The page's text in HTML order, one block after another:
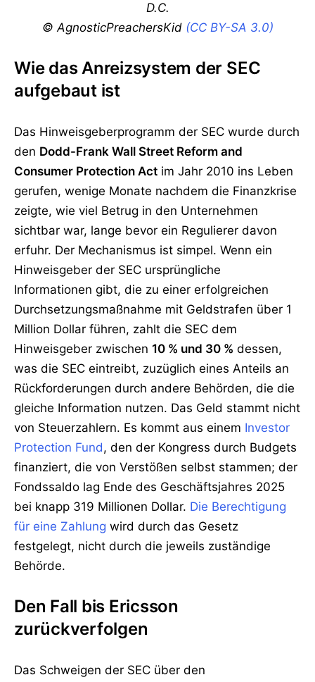
D.C.
© AgnosticPreachersKid (CC BY-SA 3.0)
Wie das Anreizsystem der SEC
aufgebaut ist
Das Hinweisgeberprogramm der SEC wurde durch
den Dodd-Frank Wall Street Reform and
Consumer Protection Act im Jahr 2010 ins Leben
gerufen, wenige Monate nachdem die Finanzkrise
zeigte, wie viel Betrug in den Unternehmen
sichtbar war, lange bevor ein Regulierer davon
erfuhr. Der Mechanismus ist simpel. Wenn ein
Hinweisgeber der SEC ursprüngliche
Informationen gibt, die zu einer erfolgreichen
Durchsetzungsmaßnahme mit Geldstrafen über 1
Million Dollar führen, zahlt die SEC dem
Hinweisgeber zwischen 10 % und 30 % dessen,
was die SEC eintreibt, zuzüglich eines Anteils an
Rückforderungen durch andere Behörden, die die
gleiche Information nutzen. Das Geld stammt nicht
von Steuerzahlern. Es kommt aus einem Investor
Protection Fund, den der Kongress durch Budgets
finanziert, die von Verstößen selbst stammen; der
Fondssaldo lag Ende des Geschäftsjahres 2025
bei knapp 319 Millionen Dollar. Die Berechtigung
für eine Zahlung wird durch das Gesetz
festgelegt, nicht durch die jeweils zuständige
Behörde.
Den Fall bis Ericsson
zurückverfolgen
Das Schweigen der SEC über den